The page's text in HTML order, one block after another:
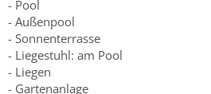
- Pool
- Außenpool
- Sonnenterrasse
- Liegestuhl: am Pool
- Liegen
- Gartenanlage